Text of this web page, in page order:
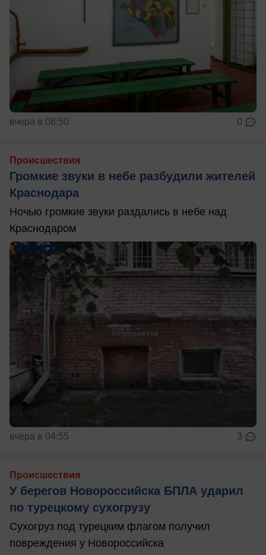
вчера в 08:50 0
Происшествия
Громкие звуки в небе разбудили жителей
Краснодара
Ночью громкие звуки раздались в небе над
Краснодаром
вчера в 04:55 3
Происшествия
У берегов Новороссийска БПЛА ударил
по турецкому сухогрузу
Сухогруз под турецким флагом получил
повреждения у Новороссийска